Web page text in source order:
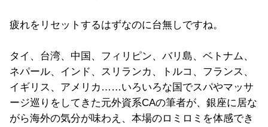
疲れをリセットするはずなのに台無しですね。
タイ、台湾、中国、フィリピン、バリ島、ベトナム、
ネパール、インド、スリランカ、トルコ、フランス、
イギリス、アメリカ……いろいろな国でスパやマッサ
ージ巡りをしてきた元外資系CAの筆者が、銀座に居な
がら海外の気分が味わえ、本場のロミロミを体感でき